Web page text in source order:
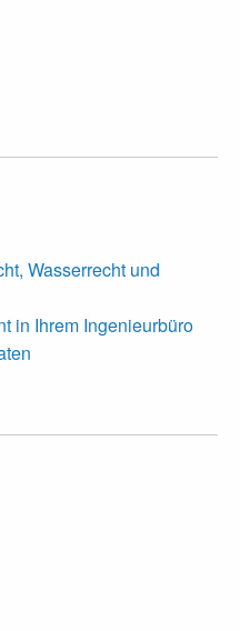
Wasserrecht und
in Ihrem Ingenieurbüro